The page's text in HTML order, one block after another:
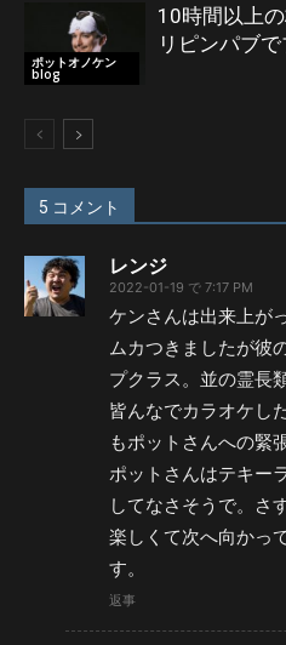
ポットオノケン
blog
10時間以上
リピンパブ
5 コメント
レンジ
2022-01-19 で 7:17 PM
ケンさんは出来上が
ムカつきましたが彼
プクラス。並の霊長
皆んなでカラオケし
もポットさんへの緊
ポットさんはテキー
してなさそうで。さ
楽しくて次へ向かっ
す。
返事